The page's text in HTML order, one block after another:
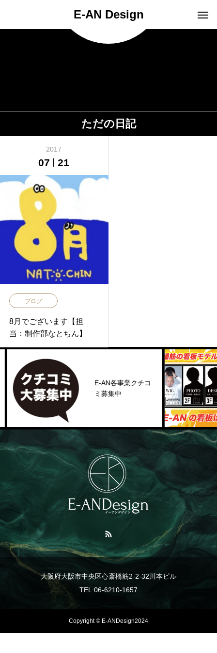
E-AN Design
ただの日記
2017
07 21
ブログ
8月でございます【担
当：制作部なとちん】
E-AN各事業クチコ
ミ募集中
大阪府大阪市中央区心斎橋筋2-2-32川本ビル
TEL:06-6210-1657
Copyright © E-ANDesign2024